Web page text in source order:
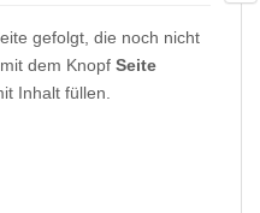
gefolgt, die noch nicht
dem Knopf Seite
Inhalt füllen.